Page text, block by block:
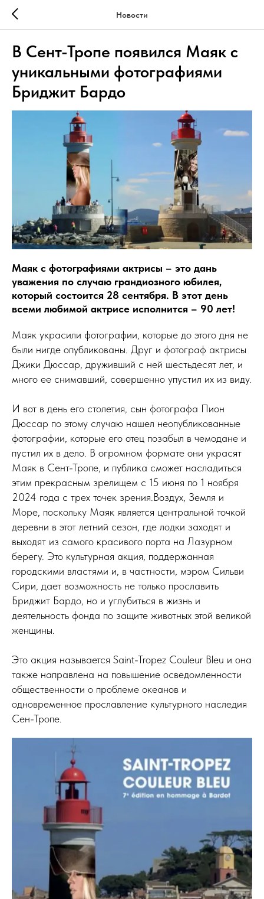
Новости
В Сент-Тропе появился Маяк с
уникальными фотографиями
Бриджит Бардо
Маяк с фотографиями актрисы – это дань
уважения по случаю грандиозного юбилея,
который состоится 28 сентября. В этот день
всеми любимой актрисе исполнится – 90 лет!
Маяк украсили фотографии, которые до этого дня не
были нигде опубликованы. Друг и фотограф актрисы
Джики Дюссар, друживший с ней шестьдесят лет, и
много ее снимавший, совершенно упустил их из виду.
И вот в день его столетия, сын фотографа Пион
Дюссар по этому случаю нашел неопубликованные
фотографии, которые его отец позабыл в чемодане и
пустил их в дело. В огромном формате они украсят
Маяк в Сент-Тропе, и публика сможет насладиться
этим прекрасным зрелищем с 15 июня по 1 ноября
2024 года с трех точек зрения.Воздух, Земля и
Море, поскольку Маяк является центральной точкой
деревни в этот летний сезон, где лодки заходят и
выходят из самого красивого порта на Лазурном
берегу. Это культурная акция, поддержанная
городскими властями и, в частности, мэром Сильви
Сири, дает возможность не только прославить
Бриджит Бардо, но и углубиться в жизнь и
деятельность фонда по защите животных этой великой
женщины.
Это акция называется Saint-Tropez Couleur Bleu и она
также направлена на повышение осведомленности
общественности о проблеме океанов и
одновременное прославление культурного наследия
Сен-Тропе.